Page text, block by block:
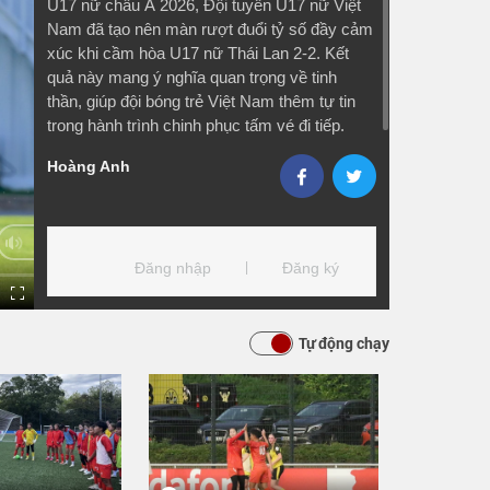
U17 nữ châu Á 2026, Đội tuyển U17 nữ Việt
Nam đã tạo nên màn rượt đuổi tỷ số đầy cảm
xúc khi cầm hòa U17 nữ Thái Lan 2-2. Kết
quả này mang ý nghĩa quan trọng về tinh
thần, giúp đội bóng trẻ Việt Nam thêm tự tin
trong hành trình chinh phục tấm vé đi tiếp.
Hoàng Anh
Tự động chạy